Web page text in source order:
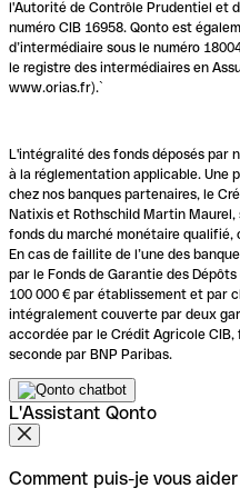
l'Autorité de Contrôle Prudentiel et
numéro CIB 16958. Qonto est
d’intermédiaire sous le numéro
le registre des intermédiaires en
www.orias.fr).`
L'intégralité des fonds déposés par
à la réglementation applicable. Une
chez nos banques partenaires, le
Natixis et Rothschild Martin
fonds du marché monétaire qualifié,
En cas de faillite de l’une des
par le Fonds de Garantie des
100 000 € par établissement et par
intégralement couverte par deux
accordée par le Crédit Agricole
seconde par BNP Paribas.
L'Assistant Qonto
Comment puis-je vous aider